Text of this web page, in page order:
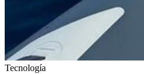
Tecnología